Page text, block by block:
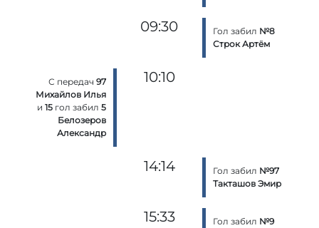
09:30 Гол забил №8
Строк Артём
С передач97
Михайлов Илья
и15 гол забил5
Белозеров
Александр
10:10
14:14 Гол забил №97
Такташов Эмир
15:33 Гол забил №9